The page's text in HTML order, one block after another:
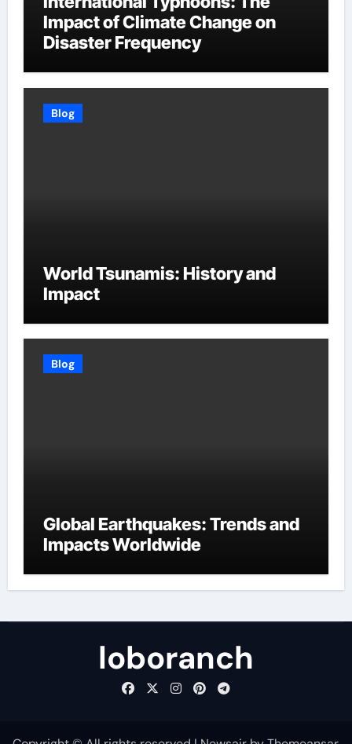
Impact of Climate Change on
Disaster Frequency
Blog
World Tsunamis: History and
Impact
Blog
Global Earthquakes: Trends and
Impacts Worldwide
loboranch